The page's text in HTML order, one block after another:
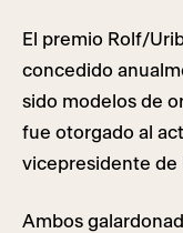
El premio Rolf/
concedido
sido modelos de
fue otorgado al
vicepresidente de
Ambos